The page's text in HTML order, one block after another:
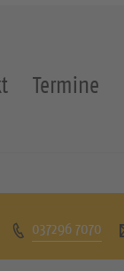
Termine
037296 7070